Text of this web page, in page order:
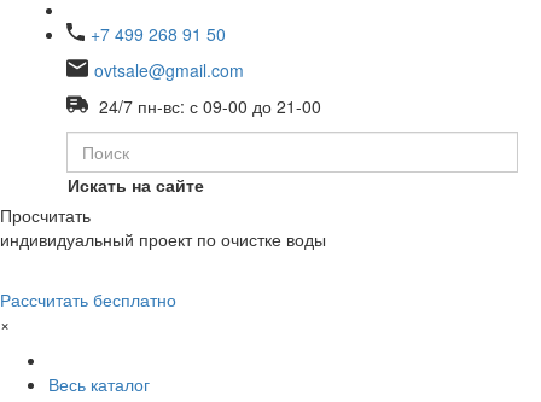
+7 499 268 91 50
ovtsale@gmail.com
24/7 пн-вс: с 09-00 до 21-00
Искать на сайте
Просчитать
индивидуальный проект по очистке воды
Рассчитать бесплатно
×
Весь каталог